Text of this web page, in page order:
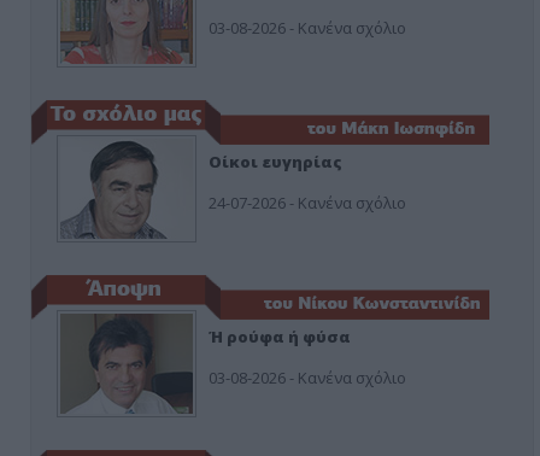
03-08-2026 - Κανένα σχόλιο
Οίκοι ευγηρίας
24-07-2026 - Κανένα σχόλιο
Ή ρούφα ή φύσα
03-08-2026 - Κανένα σχόλιο